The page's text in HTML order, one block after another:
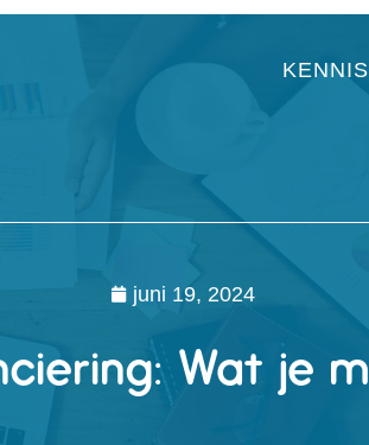
juni 19, 2024
Wat je